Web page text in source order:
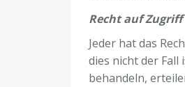
Recht auf Zugriff
Jeder hat das
dies nicht der
behandeln,